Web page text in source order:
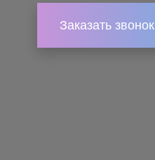
Заказать звонок